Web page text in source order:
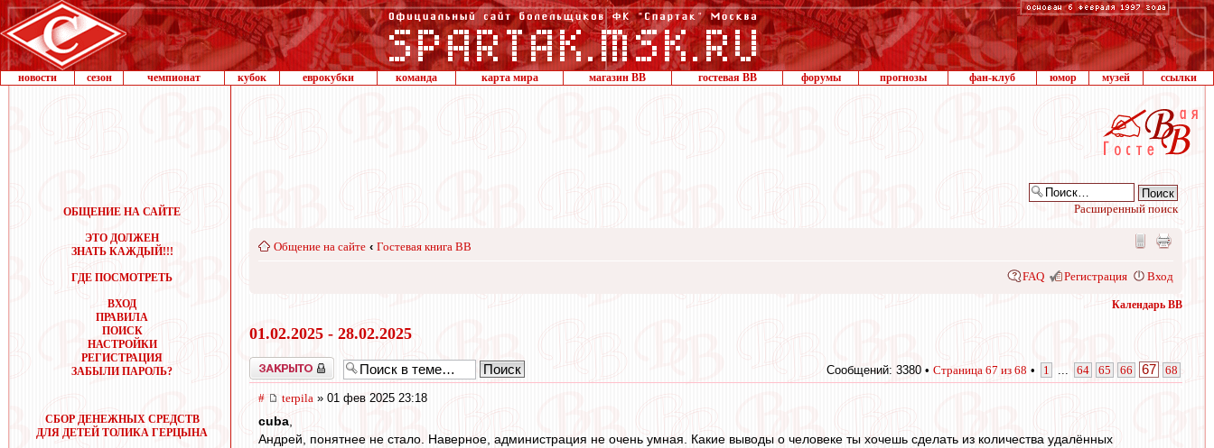
новости сезон чемпионат кубок еврокубки команда карта мира магазин ВВ гостевая ВВ форумы прогнозы фан-клуб юмор музей ссылки
ОБЩЕНИЕ НА САЙТЕ
ЭТО ДОЛЖЕН
ЗНАТЬ КАЖДЫЙ!!!
ГДЕ ПОСМОТРЕТЬ
ВХОД
ПРАВИЛА
ПОИСК
НАСТРОЙКИ
РЕГИСТРАЦИЯ
ЗАБЫЛИ ПАРОЛЬ?
СБОР ДЕНЕЖНЫХ СРЕДСТВ
ДЛЯ ДЕТЕЙ ТОЛИКА ГЕРЦЫНА
Расширенный поиск
Общение на сайте ‹ Гостевая книга ВВ
FAQ Регистрация Вход
Календарь ВВ
01.02.2025 - 28.02.2025
Закрыто Сообщений: 3380 • Страница 67 из 68 • 1 64 65 66 67 68
# terpila » 01 фев 2025 23:18
cuba,
Андрей, понятнее не стало. Наверное, администрация не очень умная. Какие выводы о человеке ты хочешь сделать из количества удалённых